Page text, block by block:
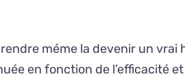
méme la devenir un
en fonction de l’efficacité